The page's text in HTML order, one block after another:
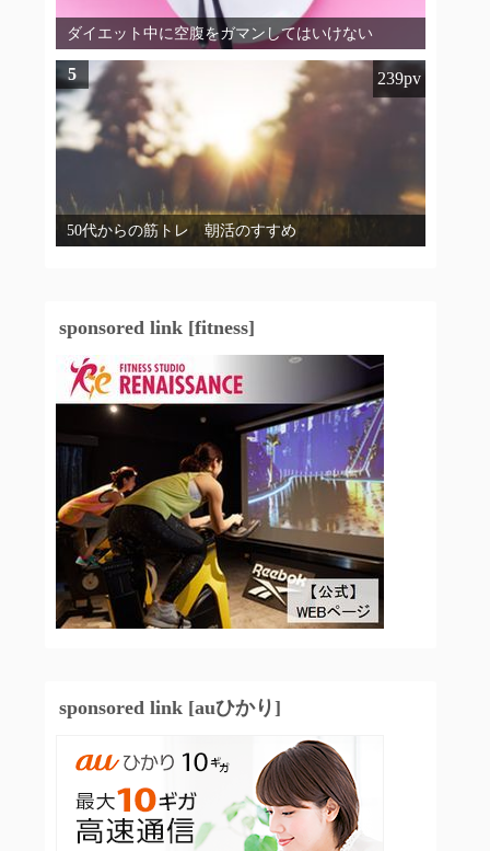
ダイエット中に空腹をガマンしてはいけない
5
50代からの筋トレ 朝活のすすめ
239pv
sponsored link [fitness]
sponsored link [auひかり]